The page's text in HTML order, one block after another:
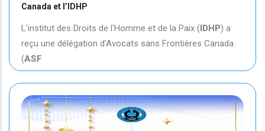
Canada et l’IDHP
L'institut des Droits de l'Homme et de la Paix (IDHP) a
reçu une délégation d'Avocats sans Frontières Canada
(ASF